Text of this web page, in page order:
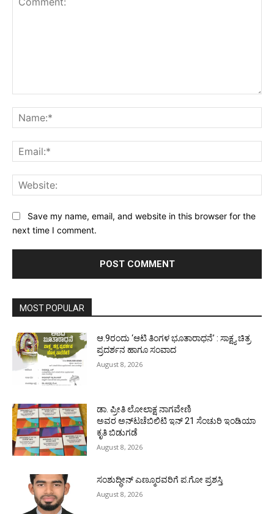
Save my name, email, and website in this browser for the
next time I comment.
MOST POPULAR
ಆ.9ರಂದು ‘ಆಟಿ ತಿಂಗಳ ಭೂತಾರಾಧನೆ’ : ಸಾಕ್ಷ್ಯ ಚಿತ್ರ
ಪ್ರದರ್ಶನ ಹಾಗೂ ಸಂವಾದ
August 8, 2026
ಡಾ. ಪ್ರೀತಿ ಲೋಲಾಕ್ಷ ನಾಗವೇಣಿ
ಅವರ ಅನ್‌ಟಚೆಬಿಲಿಟಿ ಇನ್ 21 ಸೆಂಚುರಿ ಇಂಡಿಯಾ
ಕೃತಿ ಬಿಡುಗಡೆ
August 8, 2026
ಸಂಶುದ್ಧೀನ್ ಎಣ್ಮೂರವರಿಗೆ ಪ.ಗೋ ಪ್ರಶಸ್ತಿ
August 8, 2026